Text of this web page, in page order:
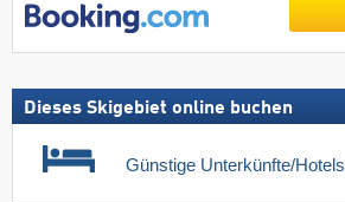
Dieses Skigebiet online buchen
Günstige Unterkünfte/Hotels